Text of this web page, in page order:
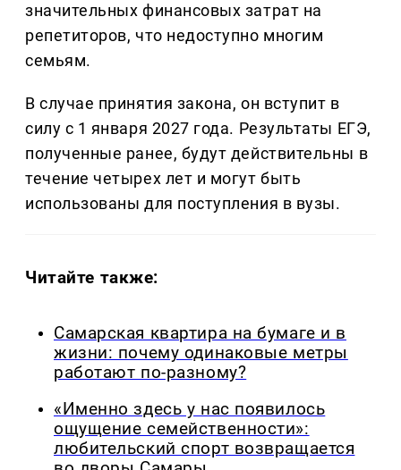
значительных финансовых затрат на
репетиторов, что недоступно многим
семьям.
В случае принятия закона, он вступит в
силу с 1 января 2027 года. Результаты ЕГЭ,
полученные ранее, будут действительны в
течение четырех лет и могут быть
использованы для поступления в вузы.
Читайте также:
Самарская квартира на бумаге и в
жизни: почему одинаковые метры
работают по-разному?
«Именно здесь у нас появилось
ощущение семейственности»:
любительский спорт возвращается